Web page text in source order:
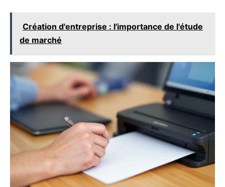
Création d'entreprise : l'importance de l'étude
de marché